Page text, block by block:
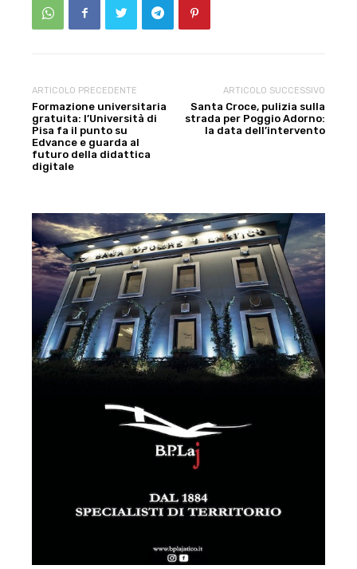
ARTICOLO PRECEDENTE
Formazione universitaria
gratuita: l’Università di
Pisa fa il punto su
Edvance e guarda al
futuro della didattica
digitale
ARTICOLO SUCCESSIVO
Santa Croce, pulizia sulla
strada per Poggio Adorno:
la data dell’intervento